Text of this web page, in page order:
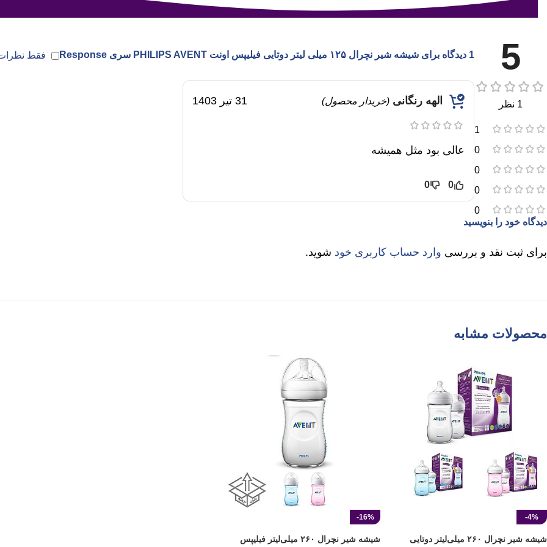
5
1 نظر
1
0
0
0
0
1 دیدگاه برای شیشه شیر نچرال ۱۲۵ میلی لیتر دوتایی فیلیپس اونت PHILIPS AVENT سری Response فقط نظرات
الهه رنگانی (خریدار محصول) 31 تیر 1403
عالی بود مثل همیشه
0
0
دیدگاه خود را بنویسید
برای ثبت نقد و بررسی وارد حساب کاربری خود شوید.
محصولات مشابه
-4%
شیشه شیر نچرال ۲۶۰ میلی‌لیتر دوتایی
-16%
شیشه شیر نچرال ۲۶۰ میلی‌لیتر فیلیپس